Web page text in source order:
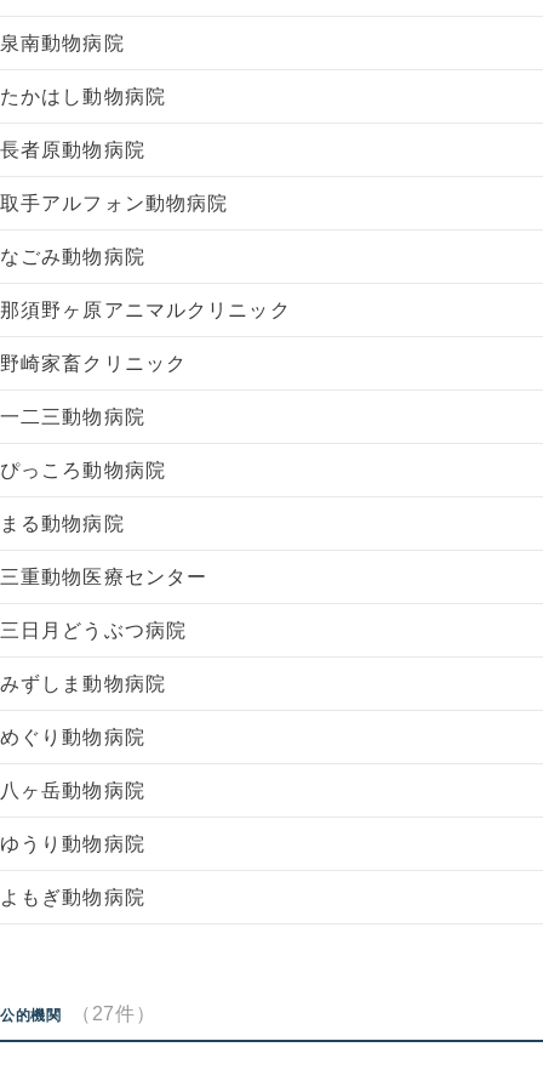
泉南動物病院
たかはし動物病院
長者原動物病院
取手アルフォン動物病院
なごみ動物病院
那須野ヶ原アニマルクリニック
野崎家畜クリニック
一二三動物病院
ぴっころ動物病院
まる動物病院
三重動物医療センター
三日月どうぶつ病院
みずしま動物病院
めぐり動物病院
八ヶ岳動物病院
ゆうり動物病院
よもぎ動物病院
公的機関 （27件）